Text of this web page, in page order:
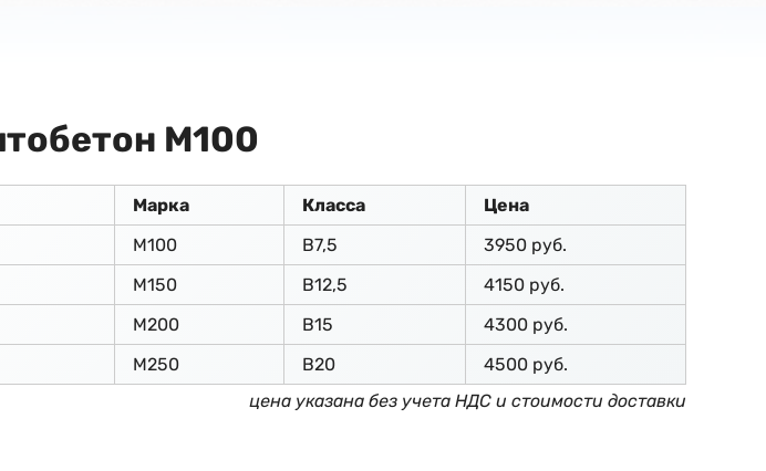
М100
Марка Класса
Цена
М100 В7,5
3950 руб.
М150 В12,5
4150 руб.
М200 В15
4300 руб.
М250 В20
4500 руб.
цена указана без учета НДС и стоимости доставки